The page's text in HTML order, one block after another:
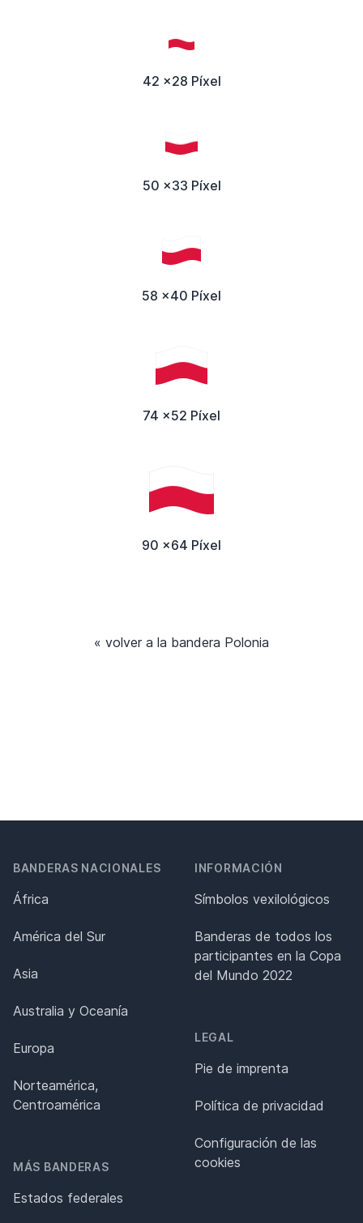
42 x28 Píxel
50 x33 Píxel
58 x40 Píxel
74 x52 Píxel
90 x64 Píxel
« volver a la bandera Polonia
BANDERAS NACIONALES
África
América del Sur
Asia
Australia y Oceanía
Europa
Norteamérica,
Centroamérica
MÁS BANDERAS
Estados federales
INFORMACIÓN
Símbolos vexilológicos
Banderas de todos los
participantes en la Copa
del Mundo 2022
LEGAL
Pie de imprenta
Política de privacidad
Configuración de las
cookies